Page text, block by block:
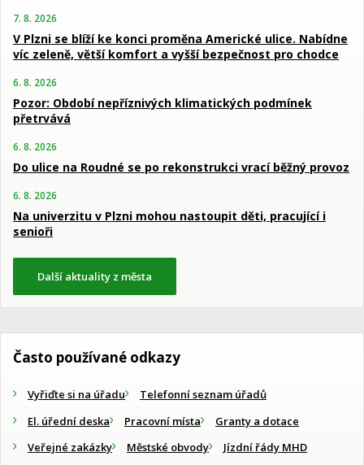
7. 8. 2026
V Plzni se blíží ke konci proměna Americké ulice. Nabídne
víc zeleně, větší komfort a vyšší bezpečnost pro chodce
6. 8. 2026
Pozor: Období nepříznivých klimatických podmínek
přetrvává
6. 8. 2026
Do ulice na Roudné se po rekonstrukci vrací běžný provoz
6. 8. 2026
Na univerzitu v Plzni mohou nastoupit děti, pracující i
senioři
Další aktuality z města
Často používané odkazy
Vyřiďte si na úřadu
Telefonní seznam úřadů
El. úřední deska
Pracovní místa
Granty a dotace
Veřejné zakázky
Městské obvody Jízdní řády MHD